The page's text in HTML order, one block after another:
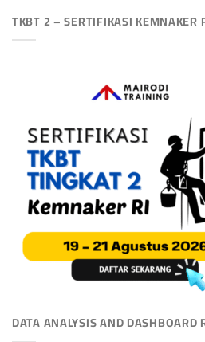
TKBT 2 – SERTIFIKASI KEMNAKER
DATA ANALYSIS AND DASHBOARD